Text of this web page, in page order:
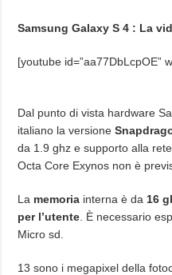
Samsung Galaxy S 4 : La
[youtube id=”aa77DbLcpOE”
Dal punto di vista hardware
italiano la versione
da 1.9 ghz e supporto alla
Octa Core Exynos non è
La memoria interna è da 16
per l’utente . È necessario
Micro sd.
13 sono i megapixel della